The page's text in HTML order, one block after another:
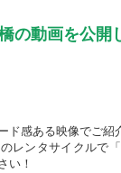
の動画を公開
ド感ある映像でご紹
レンタサイクルで
い！